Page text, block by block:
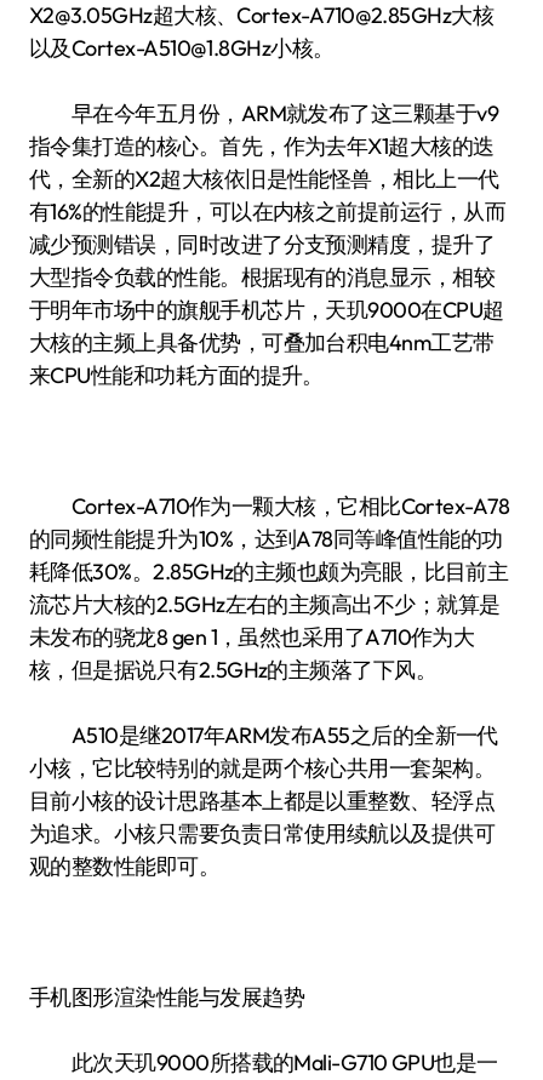
X2@3.05GHz超大核、Cortex-A710@2.85GHz大核
以及Cortex-A510@1.8GHz小核。
早在今年五月份，ARM就发布了这三颗基于v9
指令集打造的核心。首先，作为去年X1超大核的迭
代，全新的X2超大核依旧是性能怪兽，相比上一代
有16%的性能提升，可以在内核之前提前运行，从而
减少预测错误，同时改进了分支预测精度，提升了
大型指令负载的性能。根据现有的消息显示，相较
于明年市场中的旗舰手机芯片，天玑9000在CPU超
大核的主频上具备优势，可叠加台积电4nm工艺带
来CPU性能和功耗方面的提升。
Cortex-A710作为一颗大核，它相比Cortex-A78
的同频性能提升为10%，达到A78同等峰值性能的功
耗降低30%。2.85GHz的主频也颇为亮眼，比目前主
流芯片大核的2.5GHz左右的主频高出不少；就算是
未发布的骁龙8 gen 1，虽然也采用了A710作为大
核，但是据说只有2.5GHz的主频落了下风。
A510是继2017年ARM发布A55之后的全新一代
小核，它比较特别的就是两个核心共用一套架构。
目前小核的设计思路基本上都是以重整数、轻浮点
为追求。小核只需要负责日常使用续航以及提供可
观的整数性能即可。
手机图形渲染性能与发展趋势
此次天玑9000所搭载的Mali-G710 GPU也是一